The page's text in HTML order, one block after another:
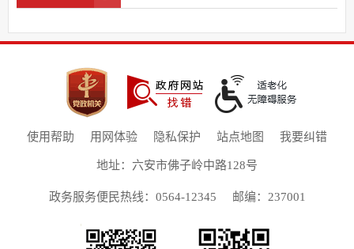
使用帮助 用网体验 隐私保护 站点地图 我要纠错
地址：六安市佛子岭中路128号
政务服务便民热线：0564-12345 邮编：237001